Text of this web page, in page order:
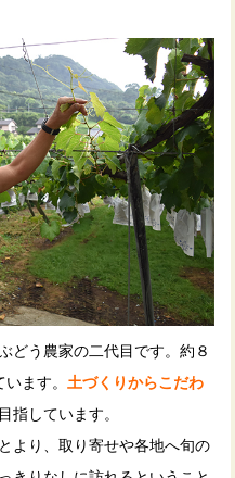
どう農家の二代目です。約８
ます。 土づくりからこだわ
指しています。
より、取り寄せや各地へ旬の